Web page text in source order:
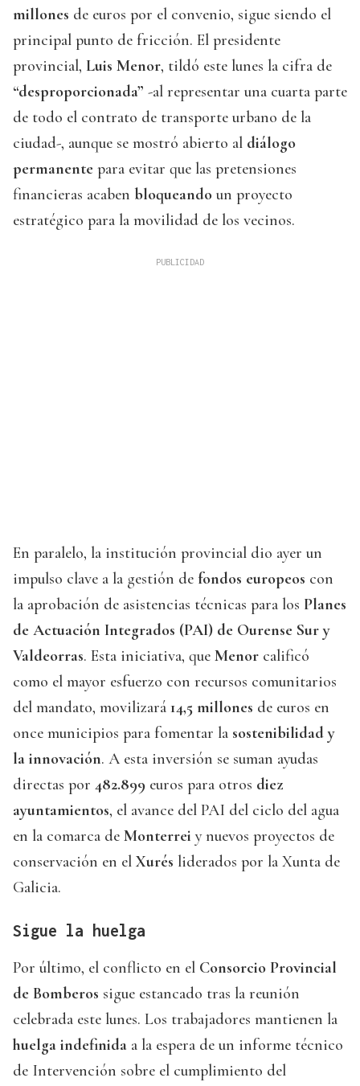
millones de euros por el convenio, sigue siendo el
principal punto de fricción. El presidente
provincial, Luis Menor, tildó este lunes la cifra de
“desproporcionada” -al representar una cuarta parte
de todo el contrato de transporte urbano de la
ciudad-, aunque se mostró abierto al diálogo
permanente para evitar que las pretensiones
financieras acaben bloqueando un proyecto
estratégico para la movilidad de los vecinos.
En paralelo, la institución provincial dio ayer un
impulso clave a la gestión de fondos europeos con
la aprobación de asistencias técnicas para los Planes
de Actuación Integrados (PAI) de Ourense Sur y
Valdeorras. Esta iniciativa, que Menor calificó
como el mayor esfuerzo con recursos comunitarios
del mandato, movilizará 14,5 millones de euros en
once municipios para fomentar la sostenibilidad y
la innovación. A esta inversión se suman ayudas
directas por 482.899 euros para otros diez
ayuntamientos, el avance del PAI del ciclo del agua
en la comarca de Monterrei y nuevos proyectos de
conservación en el Xurés liderados por la Xunta de
Galicia.
Sigue la huelga
Por último, el conflicto en el Consorcio Provincial
de Bomberos sigue estancado tras la reunión
celebrada este lunes. Los trabajadores mantienen la
huelga indefinida a la espera de un informe técnico
de Intervención sobre el cumplimiento del